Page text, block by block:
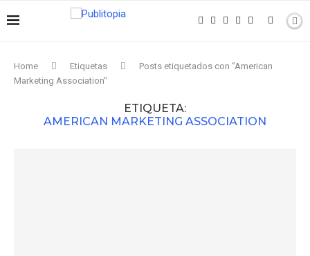
Home Etiquetas
Posts etiquetados con "American
Marketing Association"
ETIQUETA:
AMERICAN MARKETING ASSOCIATION